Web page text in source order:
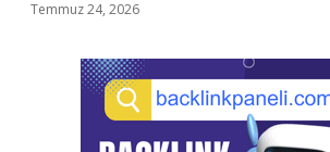
Temmuz 24, 2026